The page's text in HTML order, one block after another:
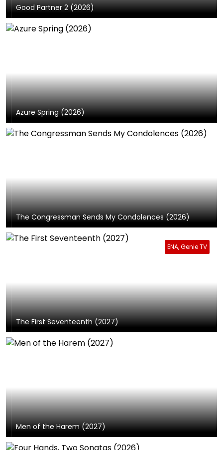
Good Partner 2 (2026)
Azure Spring (2026)
The Congressman Sends My Condolences (2026)
ENA, Genie TV
The First Seventeenth (2027)
Men of the Harem (2027)